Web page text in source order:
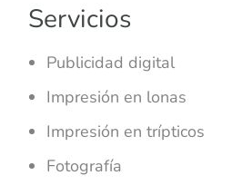
Servicios
Publicidad digital
Impresión en lonas
Impresión en trípticos
Fotografía